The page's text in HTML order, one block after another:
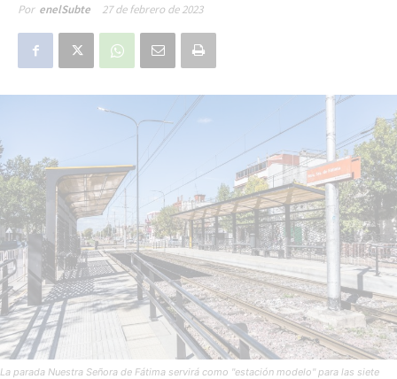
Por enelSubte 27 de febrero de 2023
La parada Nuestra Señora de Fátima servirá como "estación modelo" para las siete